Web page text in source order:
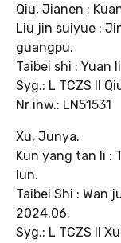
Qiu, Jianen ;
Liu jin suiyue :
guangpu.
Taibei shi : Yuan
Syg.: L TCZS II
Nr inw.: LN51531
Xu, Junya.
Kun yang tan li :
lun.
Taibei Shi : Wan
2024.06.
Syg.: L TCZS II